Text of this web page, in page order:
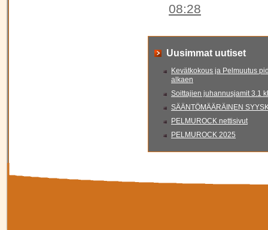
08:28
Uusimmat uutiset
Kevätkokous ja Pelmuutus
alkaen
Soittajien juhannusjamit 3.1
SÄÄNTÖMÄÄRÄINEN
PELMUROCK nettisivut
PELMUROCK 2025